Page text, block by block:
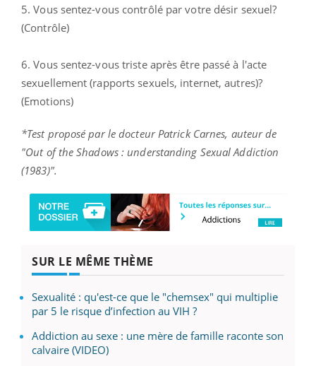
5. Vous sentez-vous contrôlé par votre désir sexuel?
(Contrôle)
6. Vous sentez-vous triste après être passé à l'acte
sexuellement (rapports sexuels, internet, autres)?
(Emotions)
*Test proposé par le docteur Patrick Carnes, auteur de
"Out of the Shadows : understanding Sexual Addiction
(1983)".
SUR LE MÊME THÈME
Sexualité : qu'est-ce que le "chemsex" qui multiplie
par 5 le risque d’infection au VIH ?
Addiction au sexe : une mère de famille raconte son
calvaire (VIDEO)